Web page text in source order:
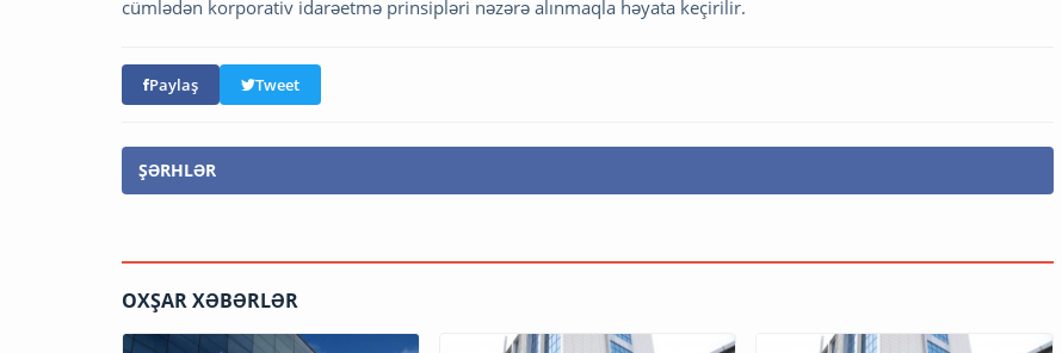
cümlədən korporativ idarəetmə prinsipləri nəzərə alınmaqla həyata keçirilir.
Paylaş Tweet
ŞƏRHLƏR
OXŞAR XƏBƏRLƏR